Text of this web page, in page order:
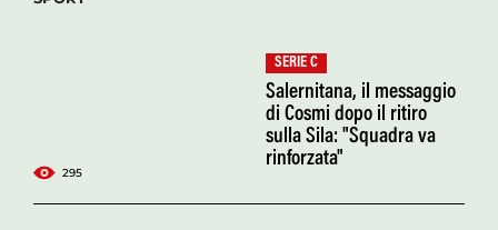
295
SERIE C
Salernitana, il messaggio
di Cosmi dopo il ritiro
sulla Sila: "Squadra va
rinforzata"